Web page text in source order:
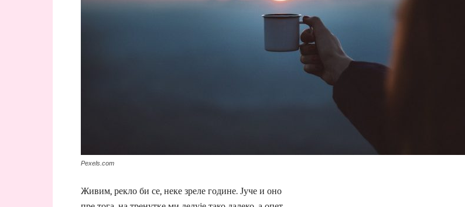
Pexels.com
Живим, рекло би се, неке зреле године. Јуче и оно